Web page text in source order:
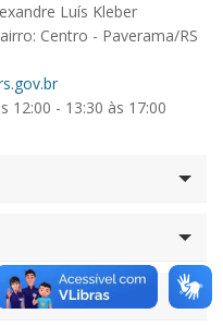
Luís Kleber
Centro - Paverama/RS
12:00 - 13:30 às 17:00